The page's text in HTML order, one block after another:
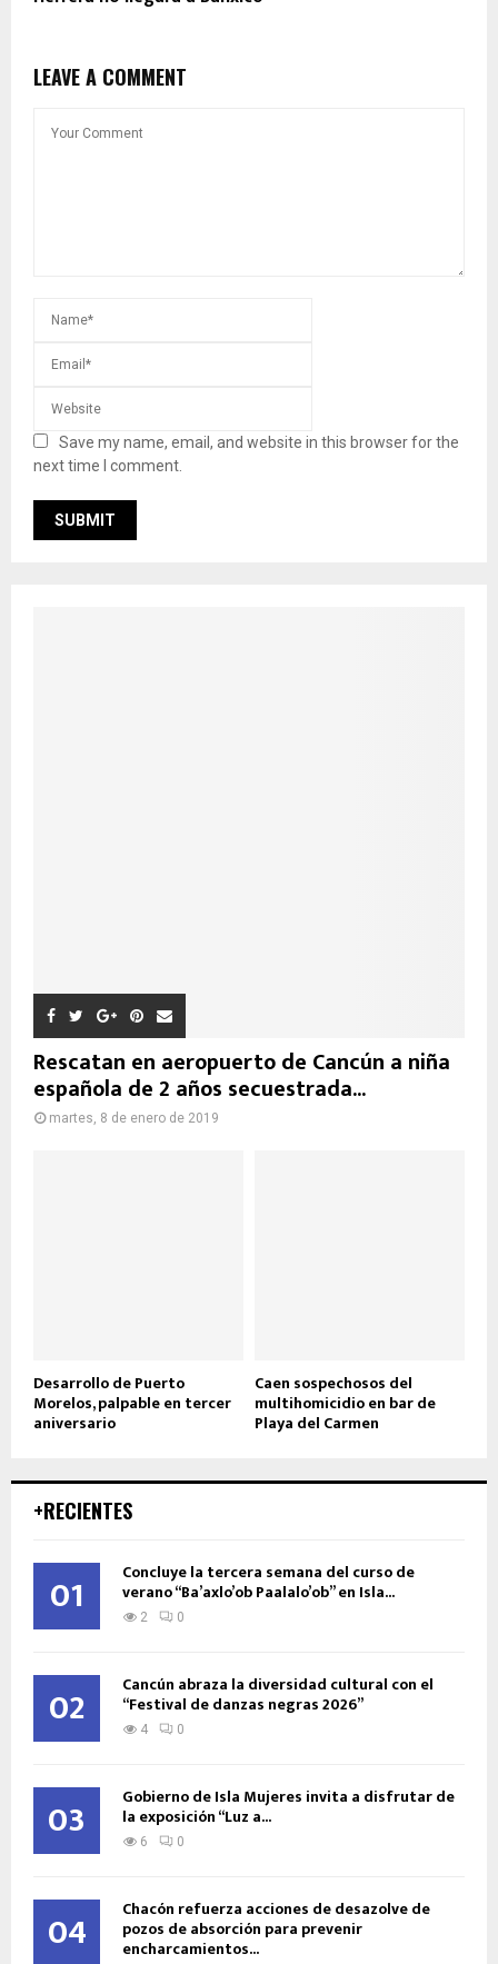
LEAVE A COMMENT
Save my name, email, and website in this browser for the
next time I comment.
Rescatan en aeropuerto de Cancún a niña
española de 2 años secuestrada...
martes, 8 de enero de 2019
Desarrollo de Puerto
Morelos, palpable en tercer
aniversario
Caen sospechosos del
multihomicidio en bar de
Playa del Carmen
+RECIENTES
01 Concluye la tercera semana del curso de
verano “Ba’axlo’ob Paalalo’ob” en Isla...
2 0
02 Cancún abraza la diversidad cultural con el
“Festival de danzas negras 2026”
4 0
03 Gobierno de Isla Mujeres invita a disfrutar de
la exposición “Luz a...
6 0
04 Chacón refuerza acciones de desazolve de
pozos de absorción para prevenir
encharcamientos...